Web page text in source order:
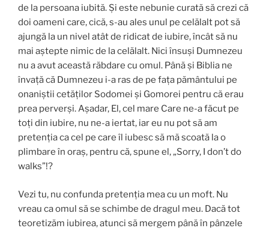
de la persoana iubită. Şi este nebunie curată să crezi că
doi oameni care, cică, s-au ales unul pe celălalt pot să
ajungă la un nivel atât de ridicat de iubire, încât să nu
mai aştepte nimic de la celălalt. Nici însuşi Dumnezeu
nu a avut această răbdare cu omul. Până şi Biblia ne
învaţă că Dumnezeu i-a ras de pe faţa pământului pe
onaniştii cetăților Sodomei şi Gomorei pentru că erau
prea perverşi. Aşadar, El, cel mare Care ne-a făcut pe
toţi din iubire, nu ne-a iertat, iar eu nu pot să am
pretenţia ca cel pe care îl iubesc să mă scoată la o
plimbare în oraş, pentru că, spune el, „Sorry, I don’t do
walks”!?
Vezi tu, nu confunda pretenţia mea cu un moft. Nu
vreau ca omul să se schimbe de dragul meu. Dacă tot
teoretizăm iubirea, atunci să mergem până în pânzele